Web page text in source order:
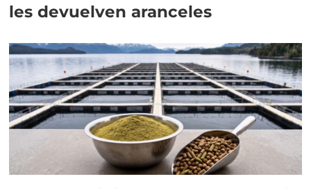
les devuelven aranceles